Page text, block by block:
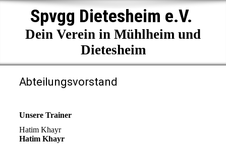
Spvgg Dietesheim e.V.
Dein Verein in Mühlheim und
Dietesheim
Abteilungsvorstand
Unsere Trainer
Hatim Khayr
Hatim Khayr